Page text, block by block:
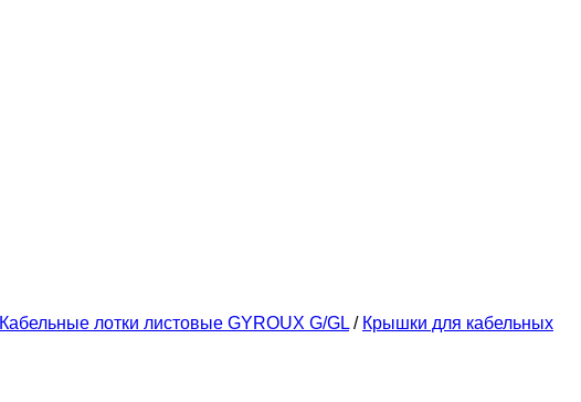
Кабельные лотки листовые GYROUX G/GL / Крышки для кабельных